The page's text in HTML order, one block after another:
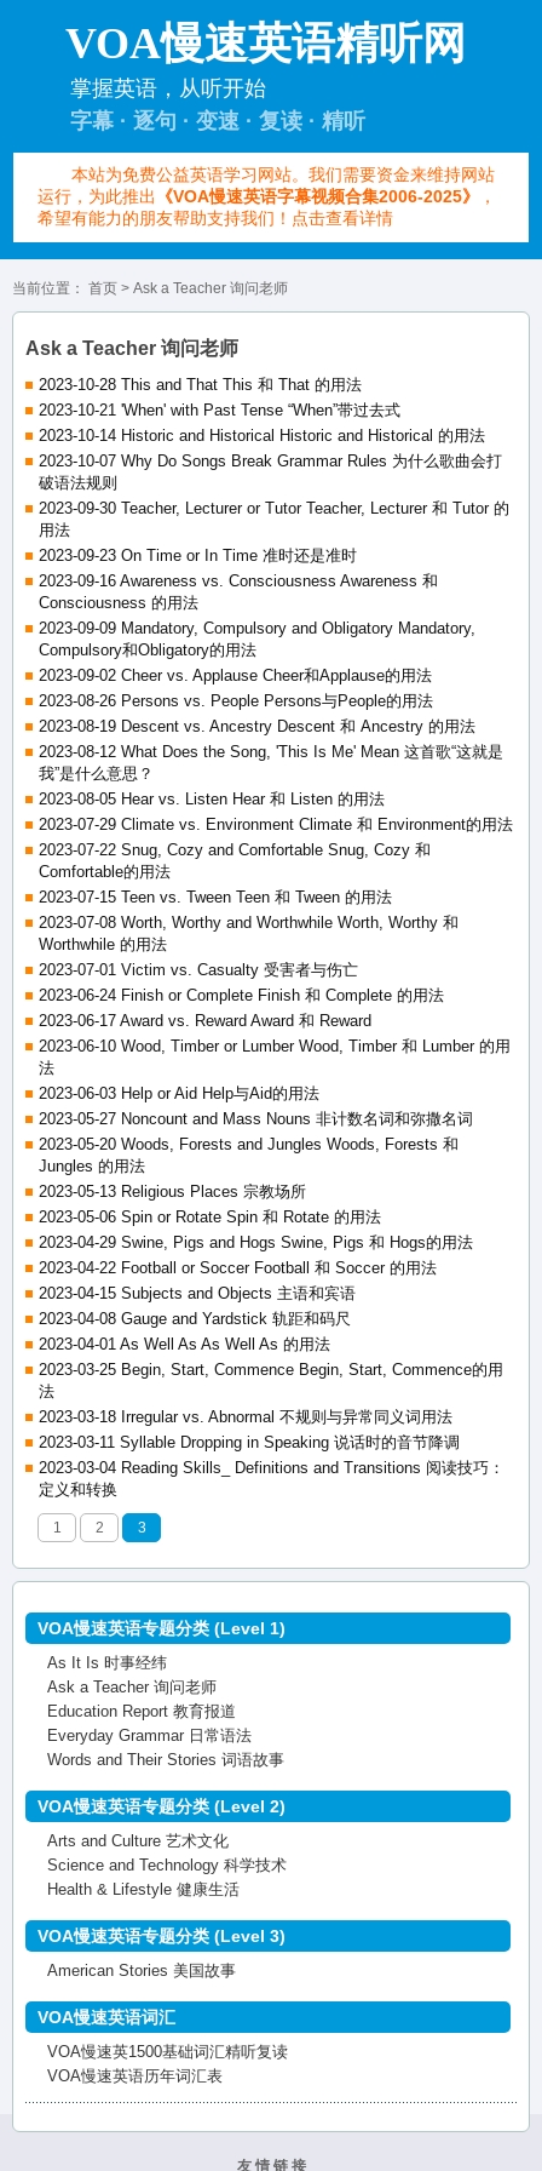
VOA慢速英语精听网
掌握英语，从听开始
字幕 · 逐句 · 变速 · 复读 · 精听
本站为免费公益英语学习网站。我们需要资金来维持网站
运行，为此推出
《VOA慢速英语字幕视频合集2006-2025》
，
希望有能力的朋友帮助支持我们！点击查看详情
当前位置： 首页 > Ask a Teacher 询问老师
VOA慢速英语专题分类 (Level 1)
As It Is 时事经纬
Ask a Teacher 询问老师
Education Report 教育报道
Everyday Grammar 日常语法
Words and Their Stories 词语故事
VOA慢速英语专题分类 (Level 2)
Arts and Culture 艺术文化
Science and Technology 科学技术
Health & Lifestyle 健康生活
VOA慢速英语专题分类 (Level 3)
American Stories 美国故事
VOA慢速英语词汇
VOA慢速英1500基础词汇精听复读
VOA慢速英语历年词汇表
Ask a Teacher 询问老师
2023-10-28 This and That This 和 That 的用法
2023-10-21 'When' with Past Tense “When”带过去式
2023-10-14 Historic and Historical Historic and Historical 的用法
2023-10-07 Why Do Songs Break Grammar Rules 为什么歌曲会打
破语法规则
2023-09-30 Teacher, Lecturer or Tutor Teacher, Lecturer 和 Tutor 的
用法
2023-09-23 On Time or In Time 准时还是准时
2023-09-16 Awareness vs. Consciousness Awareness 和
Consciousness 的用法
2023-09-09 Mandatory, Compulsory and Obligatory Mandatory,
Compulsory和Obligatory的用法
2023-09-02 Cheer vs. Applause Cheer和Applause的用法
2023-08-26 Persons vs. People Persons与People的用法
2023-08-19 Descent vs. Ancestry Descent 和 Ancestry 的用法
2023-08-12 What Does the Song, 'This Is Me' Mean 这首歌“这就是
我”是什么意思？
2023-08-05 Hear vs. Listen Hear 和 Listen 的用法
2023-07-29 Climate vs. Environment Climate 和 Environment的用法
2023-07-22 Snug, Cozy and Comfortable Snug, Cozy 和
Comfortable的用法
2023-07-15 Teen vs. Tween Teen 和 Tween 的用法
2023-07-08 Worth, Worthy and Worthwhile Worth, Worthy 和
Worthwhile 的用法
2023-07-01 Victim vs. Casualty 受害者与伤亡
2023-06-24 Finish or Complete Finish 和 Complete 的用法
2023-06-17 Award vs. Reward Award 和 Reward
2023-06-10 Wood, Timber or Lumber Wood, Timber 和 Lumber 的用
法
2023-06-03 Help or Aid Help与Aid的用法
2023-05-27 Noncount and Mass Nouns 非计数名词和弥撒名词
2023-05-20 Woods, Forests and Jungles Woods, Forests 和
Jungles 的用法
2023-05-13 Religious Places 宗教场所
2023-05-06 Spin or Rotate Spin 和 Rotate 的用法
2023-04-29 Swine, Pigs and Hogs Swine, Pigs 和 Hogs的用法
2023-04-22 Football or Soccer Football 和 Soccer 的用法
2023-04-15 Subjects and Objects 主语和宾语
2023-04-08 Gauge and Yardstick 轨距和码尺
2023-04-01 As Well As As Well As 的用法
2023-03-25 Begin, Start, Commence Begin, Start, Commence的用
法
2023-03-18 Irregular vs. Abnormal 不规则与异常同义词用法
2023-03-11 Syllable Dropping in Speaking 说话时的音节降调
2023-03-04 Reading Skills_ Definitions and Transitions 阅读技巧：
定义和转换
1 2 3
友 情 链 接